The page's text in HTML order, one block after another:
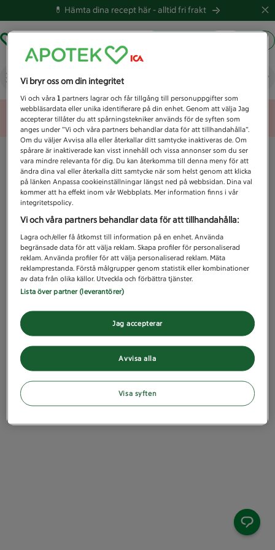
💊 Hämta dina recept här -alltid fri frakt
Vad letar du efter idag?
Unknown error
Vi bryr oss om din integritet
Vi och våra1 partners lagrar och får tillgång till personuppgifter som
webbläsardata eller unika identifierare på din enhet. Genom att välja Jag
accepterar tillåter du att spårningstekniker används för de syften som
anges under ”Vi och våra partners behandlar data för att tillhandahålla”.
Om du väljer Avvisa alla eller återkallar ditt samtycke inaktiveras de. Om
spårare är inaktiverade kan visst innehåll och vissa annonser som du ser
vara mindre relevanta för dig. Du kan återkomma till denna meny för att
ändra dina val eller återkalla ditt samtycke när som helst genom att klicka
på länken Anpassa cookieinställningar längst ned på webbsidan. Dina val
kommer att ha effekt inom vår Webbplats. Mer information finns i vår
integritetspolicy.
Vi och våra partners behandlar data för att tillhandahålla:
Lagra och/eller få åtkomst till information på en enhet. Använda
begränsade data för att välja reklam. Skapa profiler för personaliserad
reklam. Använda profiler för att välja personaliserad reklam. Mäta
reklamprestanda. Förstå målgrupper genom statistik eller kombinationer
av data från olika källor. Utveckla och förbättra tjänster.
Lista över partner (leverantörer)
Avvisa alla
Jag accepterar
Visa syften